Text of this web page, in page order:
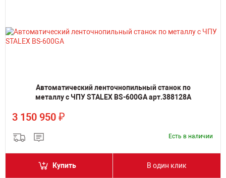
Автоматический ленточнопильный станок по
металлу с ЧПУ STALEX BS-600GA арт.388128A
3 150 950 ₽
Есть в наличии
Купить В один клик